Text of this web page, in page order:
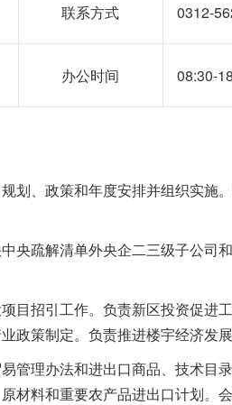
联系方式 0312-
办公时间 08:30-
、政策和年度安排并组织实施
疏解清单外央企二三级子公司
招引工作。负责新区投资促进
政策制定。负责推进楼宇经济发展
理办法和进出口商品、技术目
材料和重要农产品进出口计划。